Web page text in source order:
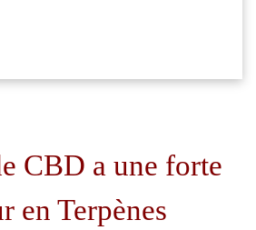
CBD a une forte
en Terpènes